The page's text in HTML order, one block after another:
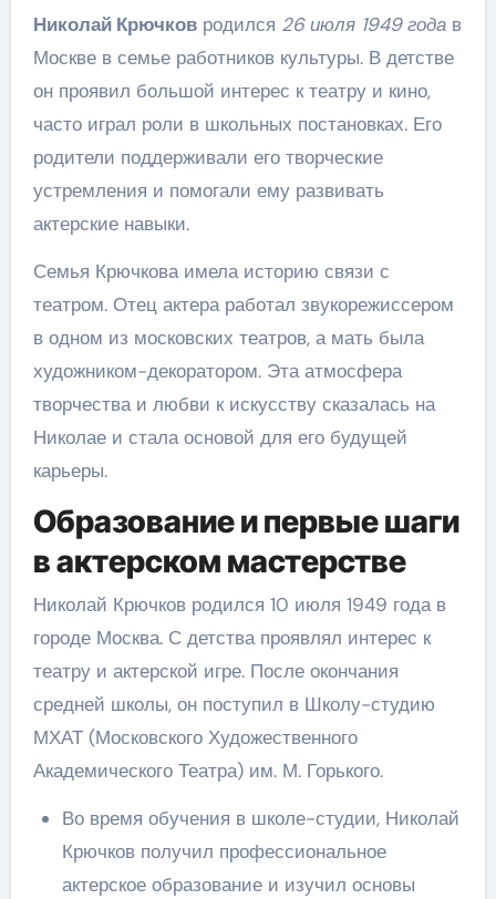
Николай Крючковродился 26 июля 1949 годав
Москве в семье работников культуры. В детстве
он проявил большой интерес к театру и кино,
часто играл роли в школьных постановках. Его
родители поддерживали его творческие
устремления и помогали ему развивать
актерские навыки.
Семья Крючкова имела историю связи с
театром. Отец актера работал звукорежиссером
в одном из московских театров, а мать была
художником-декоратором. Эта атмосфера
творчества и любви к искусству сказалась на
Николае и стала основой для его будущей
карьеры.
Образование и первые шаги
в актерском мастерстве
Николай Крючков родился 10 июля 1949 года в
городе Москва. С детства проявлял интерес к
театру и актерской игре. После окончания
средней школы, он поступил в Школу-студию
МХАТ (Московского Художественного
Академического Театра) им. М. Горького.
Во время обучения в школе-студии, Николай
Крючков получил профессиональное
актерское образование и изучил основы